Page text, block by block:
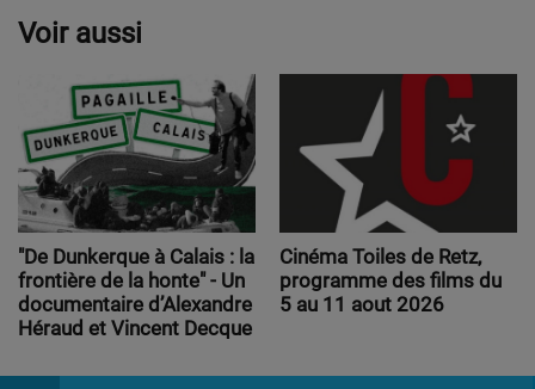
Voir aussi
"De Dunkerque à Calais : la
frontière de la honte" - Un
documentaire d’Alexandre
Héraud et Vincent Decque
Cinéma Toiles de Retz,
programme des films du
5 au 11 aout 2026